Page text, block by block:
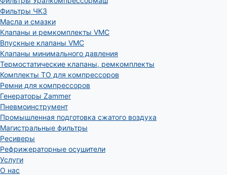
Фильтры ЧКЗ
Масла и смазки
Клапаны и ремкомплекты VMC
Впускные клапаны VMC
Клапаны минимального давления
Термостатические клапаны, ремкомплекты
Комплекты ТО для компрессоров
Ремни для компрессоров
Генераторы Zammer
Пневмоинструмент
Промышленная подготовка сжатого воздуха
Магистральные фильтры
Ресиверы
Рефрижераторные осушители
Услуги
О нас